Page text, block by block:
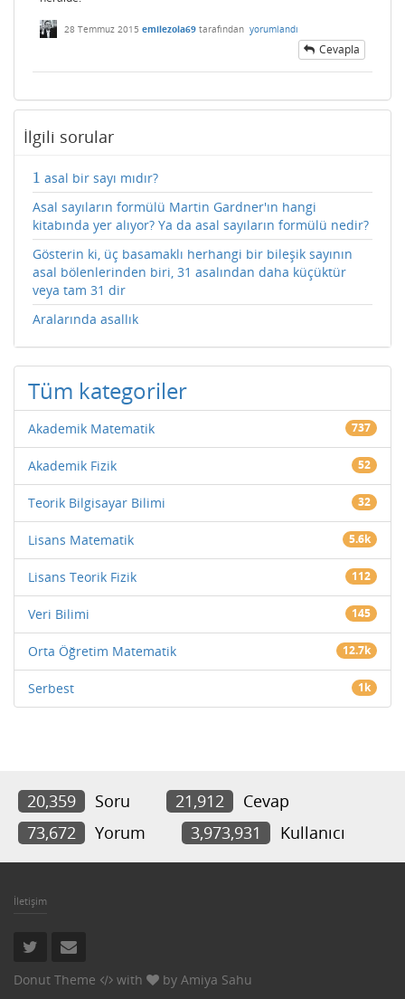
28 Temmuz 2015 emilezola69 tarafından yorumlandı
Cevapla
İlgili sorular
1
1 asal bir sayı mıdır?
Asal sayıların formülü Martin Gardner'ın hangi
kitabında yer alıyor? Ya da asal sayıların formülü nedir?
Gösterin ki, üç basamaklı herhangi bir bileşik sayının
asal bölenlerinden biri, 31 asalından daha küçüktür
veya tam 31 dir
Aralarında asallık
Tüm kategoriler
Akademik Matematik 737
Akademik Fizik 52
Teorik Bilgisayar Bilimi 32
Lisans Matematik 5.6k
Lisans Teorik Fizik 112
Veri Bilimi 145
Orta Öğretim Matematik 12.7k
Serbest 1k
20,359 Soru 21,912
Cevap
73,672
Yorum 3,973,931 Kullanıcı
İletişim
Donut Theme with by Amiya Sahu